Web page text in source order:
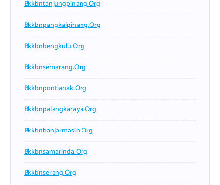
Bkkbntanjungpinang.org
Bkkbnpangkalpinang.org
Bkkbnbengkulu.org
Bkkbnsemarang.org
Bkkbnpontianak.org
Bkkbnpalangkaraya.org
Bkkbnbanjarmasin.org
Bkkbnsamarinda.org
Bkkbnserang.org